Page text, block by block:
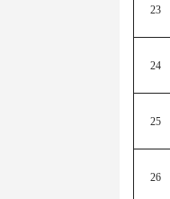
23
24
25
26